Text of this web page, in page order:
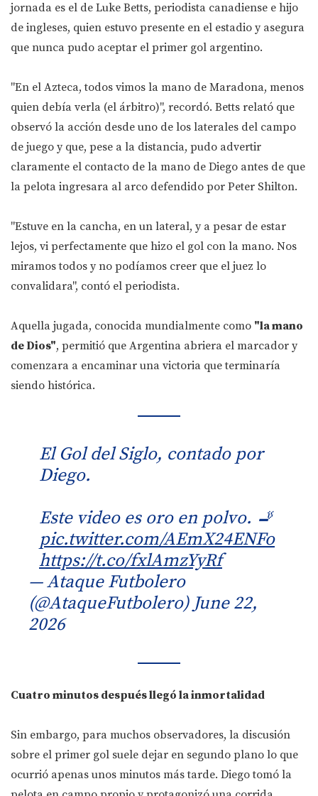
jornada es el de Luke Betts, periodista canadiense e hijo
de ingleses, quien estuvo presente en el estadio y asegura
que nunca pudo aceptar el primer gol argentino.
"En el Azteca, todos vimos la mano de Maradona, menos
quien debía verla (el árbitro)", recordó. Betts relató que
observó la acción desde uno de los laterales del campo
de juego y que, pese a la distancia, pudo advertir
claramente el contacto de la mano de Diego antes de que
la pelota ingresara al arco defendido por Peter Shilton.
"Estuve en la cancha, en un lateral, y a pesar de estar
lejos, vi perfectamente que hizo el gol con la mano. Nos
miramos todos y no podíamos creer que el juez lo
convalidara", contó el periodista.
Aquella jugada, conocida mundialmente como "la mano
de Dios", permitió que Argentina abriera el marcador y
comenzara a encaminar una victoria que terminaría
siendo histórica.
El Gol del Siglo, contado por
Diego.
Este video es oro en polvo. 🚬
pic.twitter.com/AEmX24ENFo
https://t.co/fxlAmzYyRf
— Ataque Futbolero
(@AtaqueFutbolero)June 22,
2026
Cuatro minutos después llegó la inmortalidad
Sin embargo, para muchos observadores, la discusión
sobre el primer gol suele dejar en segundo plano lo que
ocurrió apenas unos minutos más tarde. Diego tomó la